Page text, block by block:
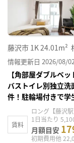
藤沢市 1K24.01m²
情報更新日 2026/08/
【角部屋ダブルベ
バストイレ別独立
件！駐輪場付きで学
賃料
ロング【藤沢駅
1日当たり
月額目安
初期費用他